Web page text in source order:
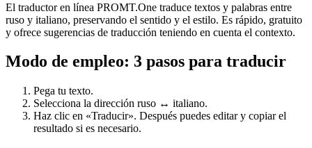
El traductor en línea PROMT.One traduce textos y palabras entre
ruso y italiano, preservando el sentido y el estilo. Es rápido, gratuito
y ofrece sugerencias de traducción teniendo en cuenta el contexto.
Modo de empleo: 3 pasos para traducir
Pega tu texto.
Selecciona la dirección ruso ↔ italiano.
Haz clic en «Traducir». Después puedes editar y copiar el
resultado si es necesario.